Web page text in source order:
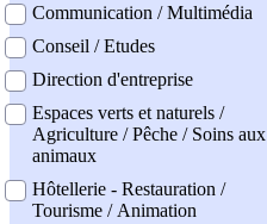
Communication / Multimédia
Conseil / Etudes
Direction d'entreprise
Espaces verts et naturels /
Agriculture / Pêche / Soins aux
animaux
Hôtellerie - Restauration /
Tourisme / Animation